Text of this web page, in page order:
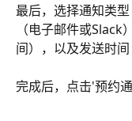
最后，选择通知类
（电子邮件或
间），以及发送时间
完成后，点击'预约